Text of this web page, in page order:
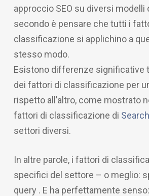
approccio SEO su diversi modelli
secondo è pensare che tutti i
classificazione si applichino a
stesso modo.
Esistono differenze significative
dei fattori di classificazione per
rispetto all’altro, come mostrato
fattori di classificazione di
settori diversi.
In altre parole, i fattori di
specifici del settore – o meglio:
query . E ha perfettamente